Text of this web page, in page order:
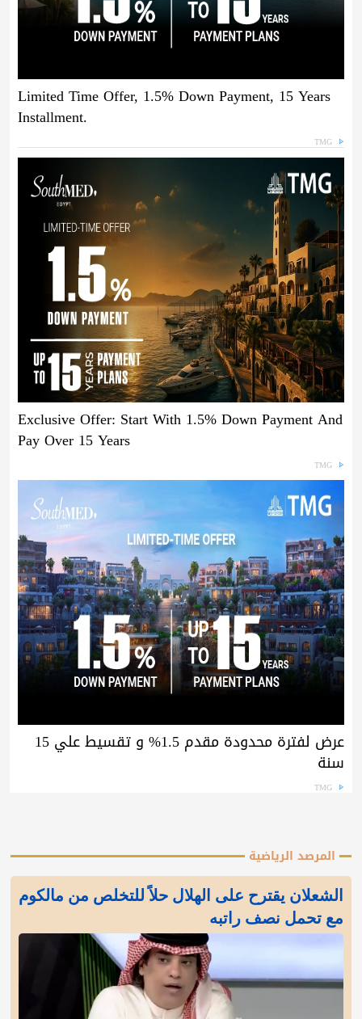
Limited Time Offer, 1.5% Down Payment, 15 Years
Installment.
TMG
Exclusive Offer: Start With 1.5% Down Payment And
Pay Over 15 Years
TMG
عرض لفترة محدودة مقدم 1.5% و تقسيط علي 15
سنة
TMG
المرصد الرياضية
الشعلان يقترح على الهلال حلاً للتخلص من مالكوم
مع تحمل نصف راتبه